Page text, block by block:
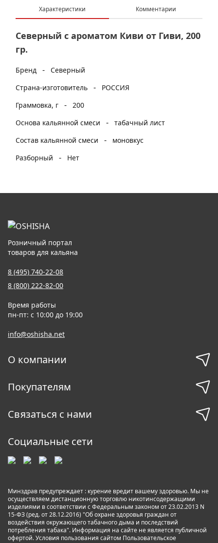
Характеристики Комментарии
Северный с ароматом Киви от Гиви, 200
гр.
Бренд -
Северный
Страна-изготовитель
-
РОССИЯ
Граммовка, г
- 200
Основа кальянной смеси
- табачный лист
Состав кальянной смеси
-
моновкус
Разборный
- Нет
Розничный портал
товаров для кальяна
8 (495) 740-22-08
8 (800) 222-82-00
Время работы
пн-пт: с 10:00 до 19:00
info@oshisha.net
О компании
Покупателям
Связаться с нами
Социальные сети
Минздрав предупреждает : курение вредит вашему здоровью. Мы не
осуществляем дистанционную торговлю никотинсодержащими
изделиями в соответствии с Федеральным законом от 23.02.2013 N
15-ФЗ (ред. от 28.12.2016) "Об охране здоровья граждан от
воздействия окружающего табачного дыма и последствий
потребления табака". Информация на сайте не является публичной
офертой. Условия пользования сайтом Пользовательское